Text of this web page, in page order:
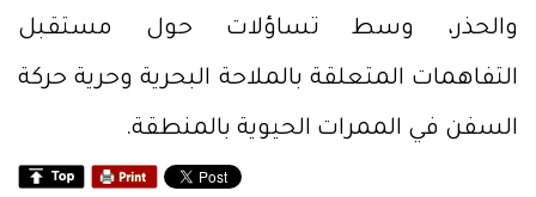
والحذر، وسط تساؤلات حول مستقبل
التفاهمات المتعلقة بالملاحة البحرية وحرية حركة
السفن في الممرات الحيوية بالمنطقة.